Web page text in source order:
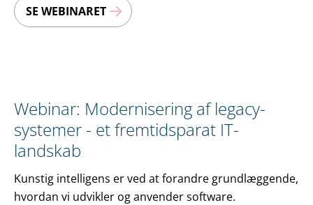
SE WEBINARET
Webinar: Modernisering af legacy-
systemer - et fremtidsparat IT-
landskab
Kunstig intelligens er ved at forandre grundlæggende,
hvordan vi udvikler og anvender software.